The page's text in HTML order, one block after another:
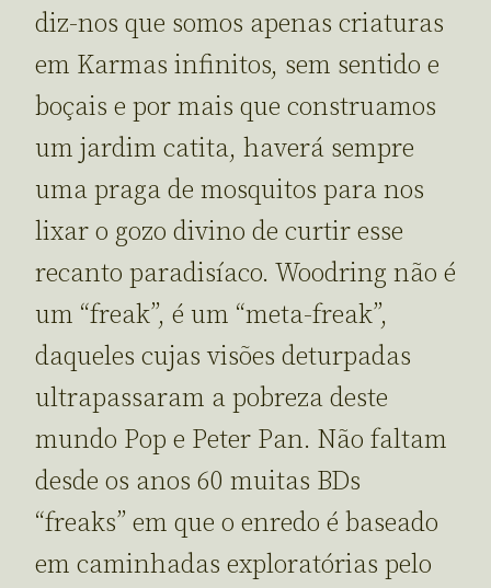
diz-nos que somos apenas criaturas
em Karmas infinitos, sem sentido e
boçais e por mais que construamos
um jardim catita, haverá sempre
uma praga de mosquitos para nos
lixar o gozo divino de curtir esse
recanto paradisíaco. Woodring não é
um “freak”, é um “meta-freak”,
daqueles cujas visões deturpadas
ultrapassaram a pobreza deste
mundo Pop e Peter Pan. Não faltam
desde os anos 60 muitas BDs
“freaks” em que o enredo é baseado
em caminhadas exploratórias pelo